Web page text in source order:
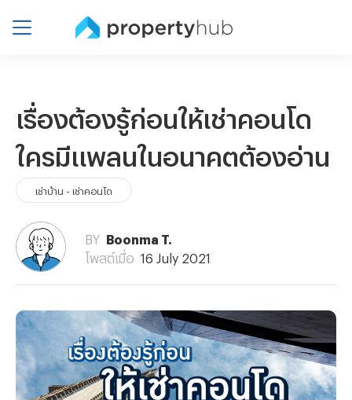
เรื่องต้องรู้ก่อนให้เช่าคอนโด
ใครมีแพลนในอนาคตต้องอ่าน
เช่าบ้าน - เช่าคอนโด
BY
Boonma T.
โพสต์เมื่อ
16 July 2021